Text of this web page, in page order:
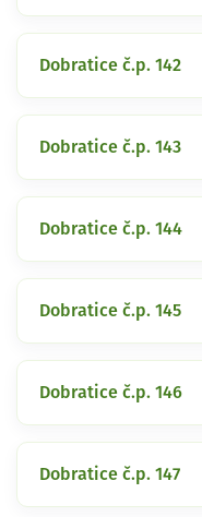
Dobratice č.p. 142
Dobratice č.p. 143
Dobratice č.p. 144
Dobratice č.p. 145
Dobratice č.p. 146
Dobratice č.p. 147